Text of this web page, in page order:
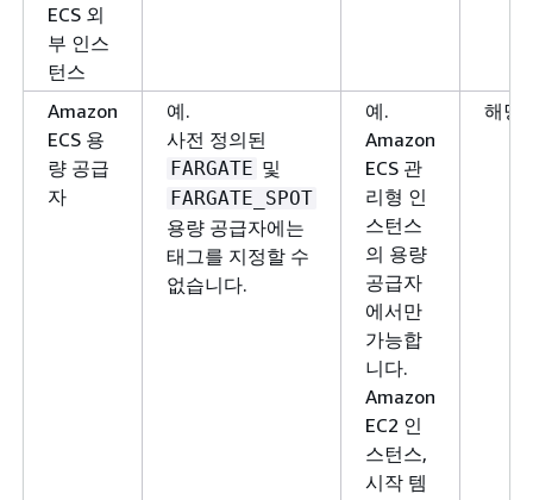
ECS 외
부 인스
턴스
Amazon
ECS 용
량 공급
자
예.
사전 정의된
FARGATE 및
FARGATE_SPOT
용량 공급자에는
태그를 지정할 수
없습니다.
예.
Amazon
ECS 관
리형 인
스턴스
의 용량
공급자
에서만
가능합
니다.
Amazon
EC2 인
스턴스,
시작 템
해당